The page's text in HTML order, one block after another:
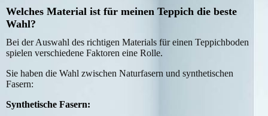
Welches Material ist für meinen Teppich die beste
Wahl?
Bei der Auswahl des richtigen Materials für einen Teppichboden
spielen verschiedene Faktoren eine Rolle.
Sie haben die Wahl zwischen Naturfasern und synthetischen
Fasern:
Synthetische Fasern: